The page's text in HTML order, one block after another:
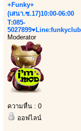
+Funky+
(เสนา.ซ.17)10:00-06:00
T:085-
5027899♥Line:funkyclub
Moderator
ความหื่น : 0
ออฟไลน์